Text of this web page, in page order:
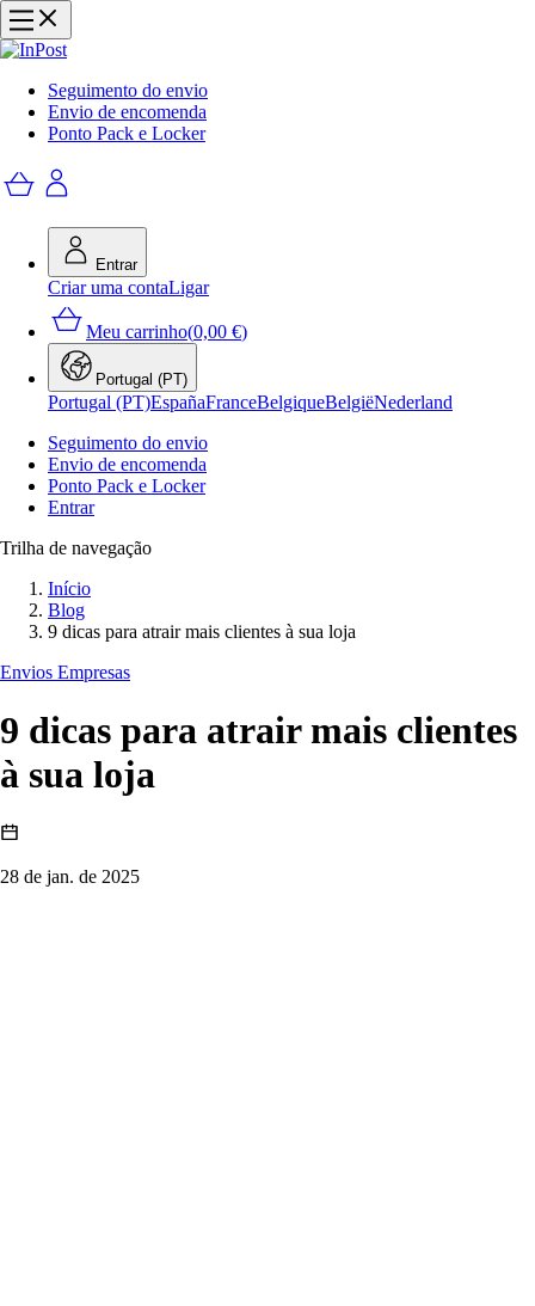
Seguimento do envio
Envio de encomenda
Ponto Pack e Locker
Entrar
Criar uma contaLigar
Meu carrinho(0,00 €)
Portugal (PT)
Portugal (PT)EspañaFranceBelgiqueBelgiëNederland
Seguimento do envio
Envio de encomenda
Ponto Pack e Locker
Entrar
Trilha de navegação
Início
Blog
9 dicas para atrair mais clientes à sua loja
Envios Empresas
9 dicas para atrair mais clientes
à sua loja
28 de jan. de 2025